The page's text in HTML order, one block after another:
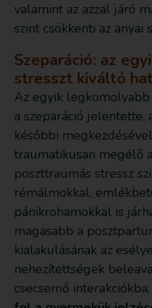
valamint az azzal járó
szint csökkenti az anyai
Szeparáció: az
stresszt kiváltó
Az egyik legkomolyabb
a szeparáció jelentette,
későbbi
traumatikusan megélő
poszttraumás stressz
rémálmokkal,
pánikrohamokkal is
magasabb a
kialakulásának az
nehezítettségek
csecsemő